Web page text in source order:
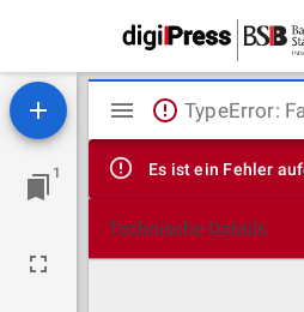
1
Mirador
Viewer
TypeError:
Es ist ein Fehler
Technische Details